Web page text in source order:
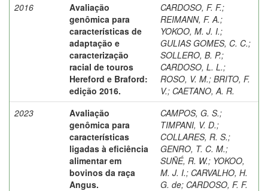
2016
Avaliação
genômica para
características de
adaptação e
caracterização
racial de touros
Hereford e Braford:
edição 2016.
CARDOSO, F. F.;
REIMANN, F. A.;
YOKOO, M. J. I.;
GULIAS GOMES, C. C.;
SOLLERO, B. P.;
CARDOSO, L. L.;
ROSO, V. M.; BRITO, F.
V.; CAETANO, A. R.
2023
Avaliação
genômica para
características
ligadas à eficiência
alimentar em
bovinos da raça
Angus.
CAMPOS, G. S.;
TIMPANI, V. D.;
COLLARES, R. S.;
GENRO, T. C. M.;
SUÑÉ, R. W.; YOKOO,
M. J. I.; CARVALHO, H.
G. de; CARDOSO, F. F.